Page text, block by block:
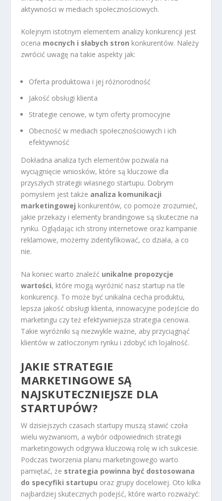
aktywności w mediach społecznościowych.
Kolejnym istotnym elementem analizy konkurencji jest
ocena mocnych i słabych stron konkurentów. Należy
zwrócić uwagę na takie aspekty jak:
Oferta produktowa i jej różnorodność
Jakość obsługi klienta
Strategie cenowe, w tym oferty promocyjne
Obecność w mediach społecznościowych i ich
efektywność
Dokładna analiza tych elementów pozwala na
wyciągnięcie wniosków, które są kluczowe dla
przyszłych strategii własnego startupu. Dobrym
pomysłem jest także analiza komunikacji
marketingowej konkurentów, co pomoże zrozumieć,
jakie przekazy i elementy brandingowe są skuteczne na
rynku. Oglądając ich strony internetowe oraz kampanie
reklamowe, możemy zidentyfikować, co działa, a co
nie.
Na koniec warto znaleźć unikalne propozycje
wartości, które mogą wyróżnić nasz startup na tle
konkurencji. To może być unikalna cecha produktu,
lepsza jakość obsługi klienta, innowacyjne podejście do
marketingu czy też efektywniejsza strategia cenowa.
Takie wyróżniki są niezwykle ważne, aby przyciągnąć
klientów w zatłoczonym rynku i zdobyć ich lojalność.
JAKIE STRATEGIE
MARKETINGOWE SĄ
NAJSKUTECZNIEJSZE DLA
STARTUPÓW?
W dzisiejszych czasach startupy muszą stawić czoła
wielu wyzwaniom, a wybór odpowiednich strategii
marketingowych odgrywa kluczową rolę w ich sukcesie.
Podczas tworzenia planu marketingowego warto
pamiętać, że strategia powinna być dostosowana
do specyfiki startupu oraz grupy docelowej. Oto kilka
najbardziej skutecznych podejść, które warto rozważyć: